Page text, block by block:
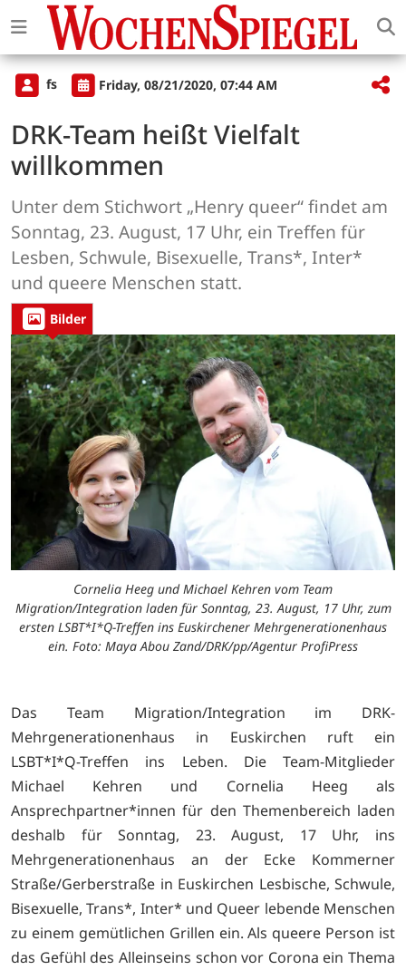
fs Friday, 08/21/2020, 07:44 AM
DRK-Team heißt Vielfalt
willkommen
Unter dem Stichwort „Henry queer“ findet am
Sonntag, 23. August, 17 Uhr, ein Treffen für
Lesben, Schwule, Bisexuelle, Trans*, Inter*
und queere Menschen statt.
Bilder
Cornelia Heeg und Michael Kehren vom Team
Migration/Integration laden für Sonntag, 23. August, 17 Uhr, zum
ersten LSBT*I*Q-Treffen ins Euskirchener Mehrgenerationenhaus
ein. Foto: Maya Abou Zand/DRK/pp/Agentur ProfiPress
Das Team Migration/Integration im DRK-
Mehrgenerationenhaus in Euskirchen ruft ein
LSBT*I*Q-Treffen ins Leben. Die Team-Mitglieder
Michael Kehren und Cornelia Heeg als
Ansprechpartner*innen für den Themenbereich laden
deshalb für Sonntag, 23. August, 17 Uhr, ins
Mehrgenerationenhaus an der Ecke Kommerner
Straße/Gerberstraße in Euskirchen Lesbische, Schwule,
Bisexuelle, Trans*, Inter* und Queer lebende Menschen
zu einem gemütlichen Grillen ein. Als queere Person ist
das Gefühl des Alleinseins schon vor Corona ein Thema